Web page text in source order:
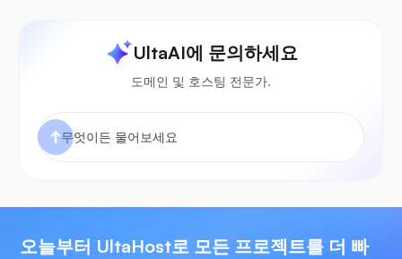
UltaAI에 문의하세요
도메인 및 호스팅 전문가.
오늘부터 UltaHost로 모든 프로젝트를 더 빠